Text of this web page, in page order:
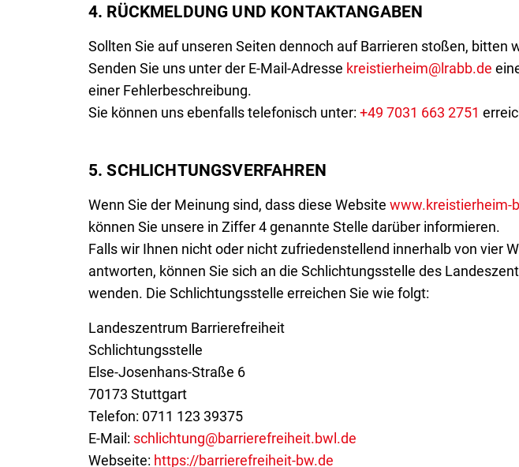
4. RÜCKMELDUNG UND KONTAKTANGABEN
Sollten Sie auf unseren Seiten dennoch auf Barrieren stoßen, bitten
Senden Sie uns unter der E-Mail-Adresse kreistierheim@lrabb.de
einer Fehlerbeschreibung.
Sie können uns ebenfalls telefonisch unter: +49 7031 663 2751
5. SCHLICHTUNGSVERFAHREN
Wenn Sie der Meinung sind, dass diese Website www.kreistierheim-
können Sie unsere in Ziffer 4 genannte Stelle darüber informieren.
Falls wir Ihnen nicht oder nicht zufriedenstellend innerhalb von vier
antworten, können Sie sich an die Schlichtungsstelle des
wenden. Die Schlichtungsstelle erreichen Sie wie folgt:
Landeszentrum Barrierefreiheit
Schlichtungsstelle
Else-Josenhans-Straße 6
70173 Stuttgart
Telefon: 0711 123 39375
E-Mail: schlichtung@barrierefreiheit.bwl.de
Webseite: https://barrierefreiheit-bw.de